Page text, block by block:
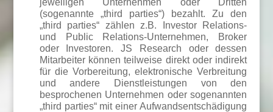
jeweiligen Unternehmen oder Dritten
(sogenannte „third parties“) bezahlt. Zu den
„third parties“ zählen z.B. Investor Relations-
und Public Relations-Unternehmen, Broker
oder Investoren. JS Research oder dessen
Mitarbeiter können teilweise direkt oder indirekt
für die Vorbereitung, elektronische Verbreitung
und andere Dienstleistungen von den
besprochenen Unternehmen oder sogenannten
„third parties“ mit einer Aufwandsentschädigung